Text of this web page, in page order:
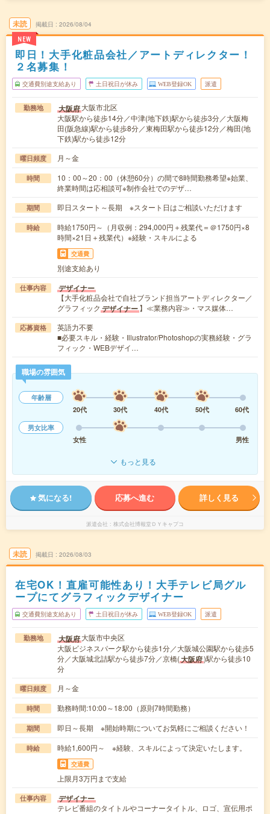
未読
NEW
掲載日 2026/08/04
即日！大手化粧品会社／アートディレクター！
２名募集！
交通費別途支給あり 土日祝日が休み WEB登録OK 派遣
勤務地 大阪府大阪市北区
大阪駅から徒歩14分／中津(地下鉄)駅から徒歩3分／大阪梅
田(阪急線)駅から徒歩8分／東梅田駅から徒歩12分／梅田(地
下鉄)駅から徒歩12分
曜日頻度 月～金
時間
10：00～20：00（休憩60分）の間で8時間勤務希望※始業、
終業時間は応相談可※制作会社でのデザ…
期間 即日スタート～長期 ※スタート日はご相談いただけます
時給
時給1750円～（月収例：294,000円＋残業代＝＠1750円×8
時間×21日＋残業代）※経験・スキルによる
交通費
別途支給あり
仕事内容 デザイナー
【大手化粧品会社で自社ブランド担当アートディレクター／
グラフィック デザイナー】≪業務内容≫・マス媒体…
応募資格
英語力不要
■必要スキル・経験・Illustrator/Photoshopの実務経験・グラ
フィック・WEBデザイ…
職場の雰囲気
年齢層
20代
30代 40代 50代
60代
男女比率
女性
男性
もっと見る
気になる! 応募へ進む 詳しく見る
派遣会社 株式会社博報堂ＤＹキャプコ
未読 掲載日 2026/08/03
在宅OK！直雇可能性あり！大手テレビ局グル
ープにてグラフィックデザイナー
交通費別途支給あり 土日祝日が休み WEB登録OK 派遣
勤務地 大阪府大阪市中央区
大阪ビジネスパーク駅から徒歩1分／大阪城公園駅から徒歩5
分／大阪城北詰駅から徒歩7分／京橋(大阪府)駅から徒歩10
分
曜日頻度 月～金
時間 勤務時間:10:00～18:00（原則7時間勤務）
期間 即日～長期 ※開始時期についてお気軽にご相談ください！
時給 時給1,600円～ ※経験、スキルによって決定いたします。
交通費
上限月3万円まで支給
仕事内容 デザイナー
テレビ番組のタイトルやコーナータイトル、ロゴ、宣伝用ポ